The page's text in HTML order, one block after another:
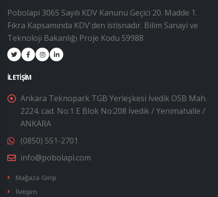
Pobolapi 3065 Sayılı KDV Kanunu Geçici 20. Madde 1.
Fıkra Kapsamında KDV'den istisnadır. Bilim Sanayi ve
Teknoloji Bakanlığı Proje Kodu 59988
İLETIŞIM
Ankara Teknopark TGB Yerleşkesi İvedik OSB Mah.
2224. cad. No:1 E Blok No:208 İvedik / Yenimahalle /
ANKARA
(0850) 551-2701
info@pobolapi.com
Mağaza Girişi
İletişim